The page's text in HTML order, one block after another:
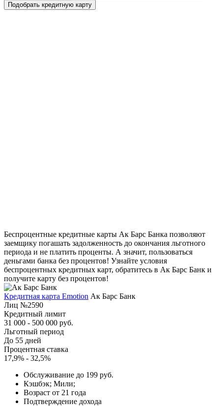
Подобрать кредитную карту
Беспроцентные кредитные карты Ак Барс Банка позволяют
заемщику погашать задолженность до окончания льготного
периода и не платить проценты. А значит, пользоваться
деньгами банка без процентов! Узнайте условия
беспроцентных кредитных карт, обратитесь в Ак Барс Банк и
получите карту без процентов!
Кредитная карта Emotion Ак Барс Банк
Лиц №2590
Кредитный лимит
31 000 - 500 000 руб.
Льготный период
До 55 дней
Процентная ставка
17,9% - 32,5%
Обслуживание до 199 руб.
Кэшбэк; Мили;
Возраст от 21 года
Подтверждение дохода